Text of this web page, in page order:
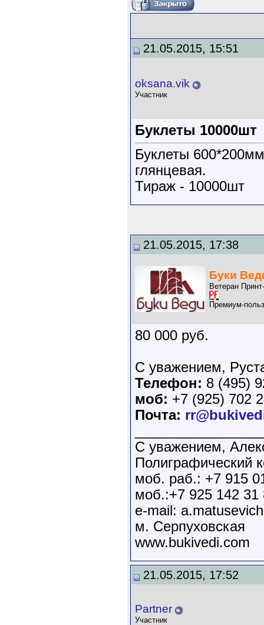
21.05.2015, 15:51
oksana.vik
Участник
Буклеты 10000шт
Буклеты
глянцевая.
Тираж - 10000шт
21.05.2015, 17:38
Буки
Ветеран
Премиум-
80 000 руб.
С уважением,
Телефон: 8 (495)
моб: +7 (925) 702
Почта:
С уважением,
Полиграфический
моб. раб.: +7 915
моб.:+7 925 142 31
e-mail:
м. Серпуховская
www.bukivedi.com
21.05.2015, 17:52
Partner
Участник